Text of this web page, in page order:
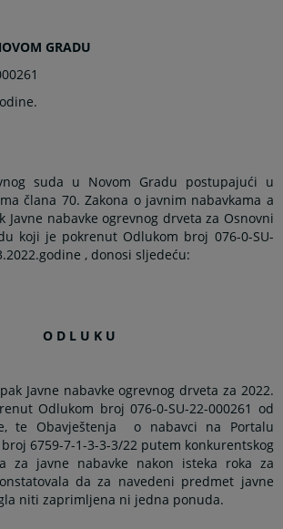
GRADU
suda u Novom Gradu postupajući u
člana 70. Zakona o javnim nabavkama a
Javne nabavke ogrevnog drveta za Osnovni
koji je pokrenut Odlukom broj 076-0-SU-
, donosi sljedeću:
O D L U K U
Javne nabavke ogrevnog drveta za 2022.
Odlukom broj 076-0-SU-22-000261 od
te Obavještenja
o nabavci na Portalu
6759-7-1-3-3-3/22 putem konkurentskog
za javne nabavke nakon isteka roka za
da za navedeni predmet javne
niti zaprimljena ni jedna ponuda.